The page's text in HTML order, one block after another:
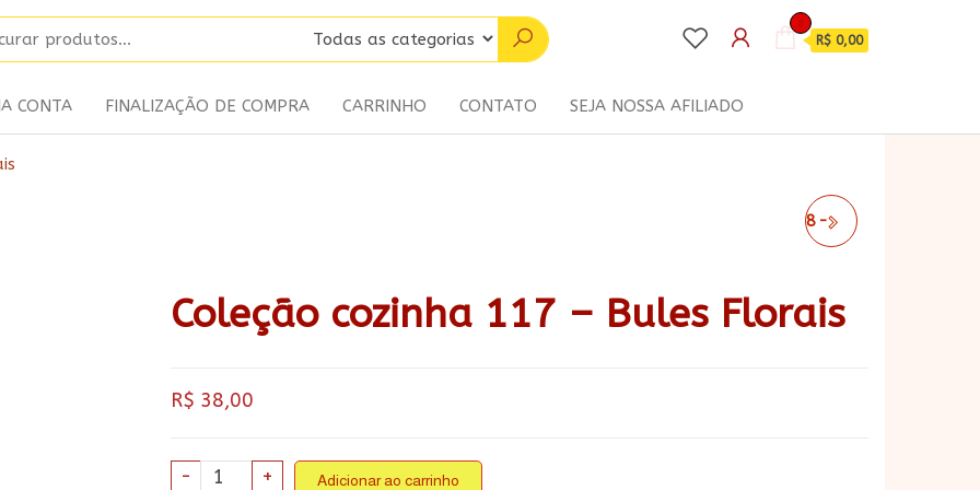
0
R$ 0,00
CONTA FINALIZAÇÃO DE COMPRA CARRINHO CONTATO SEJA NOSSA AFILIADO
COLEÇÃO COZINHA 118 -
Coleção cozinha 117 – Bules Florais
R$ 38,00
-
Coleção
+ Adicionar ao carrinho